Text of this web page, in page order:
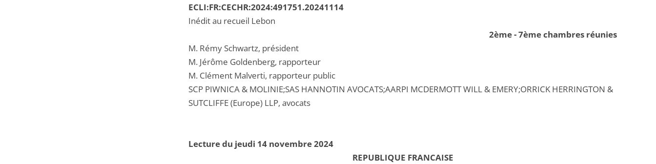
ECLI:FR:CECHR:2024:491751.20241114
Inédit au recueil Lebon
2ème - 7ème chambres réunies
M. Rémy Schwartz, président
M. Jérôme Goldenberg, rapporteur
M. Clément Malverti, rapporteur public
SCP PIWNICA & MOLINIE;SAS HANNOTIN AVOCATS;AARPI MCDERMOTT WILL & EMERY;ORRICK HERRINGTON &
SUTCLIFFE (Europe) LLP, avocats
Lecture du jeudi 14 novembre 2024
REPUBLIQUE FRANCAISE